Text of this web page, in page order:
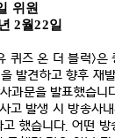
위원
2월22일
퀴즈 온 더 블럭>은
발견하고 향후 재
과문을 발표했습니
고 발생 시 방송사
고 했습니다. 어떤 방